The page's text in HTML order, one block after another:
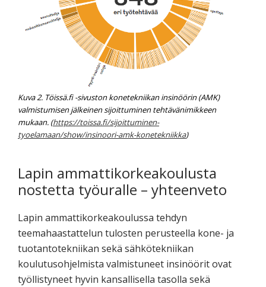
Kuva 2. Töissä.fi -sivuston konetekniikan insinöörin (AMK)
valmistumisen jälkeinen sijoittuminen tehtävänimikkeen
mukaan. (https://toissa.fi/sijoittuminen-
tyoelamaan/show/insinoori-amk-konetekniikka)
Lapin ammattikorkeakoulusta
nostetta työuralle – yhteenveto
Lapin ammattikorkeakoulussa tehdyn
teemahaastattelun tulosten perusteella kone- ja
tuotantotekniikan sekä sähkötekniikan
koulutusohjelmista valmistuneet insinöörit ovat
työllistyneet hyvin kansallisella tasolla sekä